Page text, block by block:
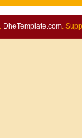
DheTemplate.com.